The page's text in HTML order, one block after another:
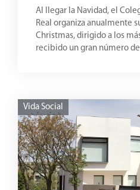
Al llegar la Navidad, el
Real organiza anualmente
Christmas, dirigido a los
recibido un gran número
Vida Social